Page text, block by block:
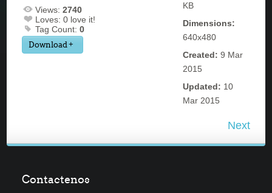
Views:2740
Loves:0 love it!
Tag Count:0
Download
KB
Dimensions:
640x480
Created:9 Mar
2015
Updated: 10
Mar 2015
Next
Contactenos